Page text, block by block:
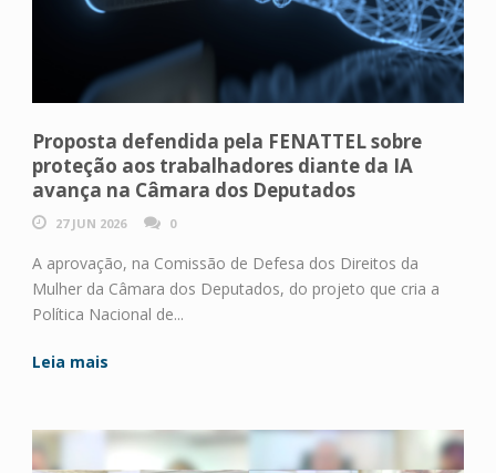
Proposta defendida pela FENATTEL sobre
proteção aos trabalhadores diante da IA
avança na Câmara dos Deputados
27 JUN 2026 0
A aprovação, na Comissão de Defesa dos Direitos da
Mulher da Câmara dos Deputados, do projeto que cria a
Política Nacional de...
Leia mais